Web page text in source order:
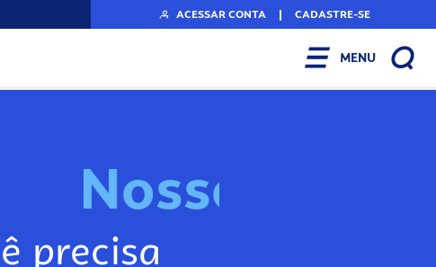
ACESSAR CONTA | CADASTRE-SE
MENU
No
precisa